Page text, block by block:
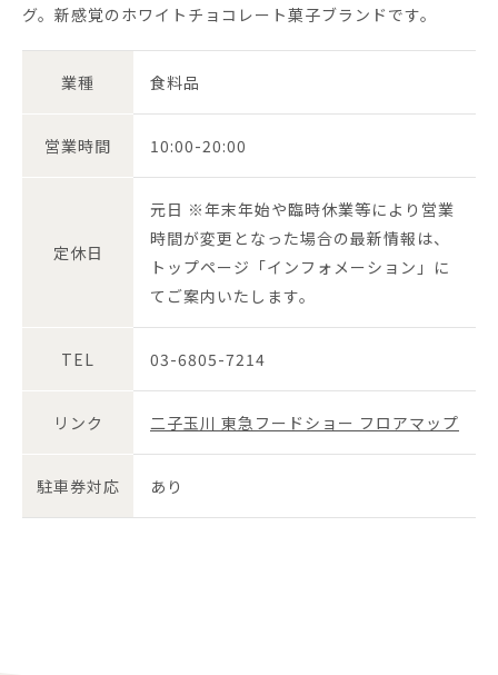
グ。新感覚のホワイトチョコレート菓子ブランドです。
業種 食料品
営業時間 10:00-20:00
定休日
元日 ※年末年始や臨時休業等により営業
時間が変更となった場合の最新情報は、
トップページ「インフォメーション」に
てご案内いたします。
TEL 03-6805-7214
リンク 二子玉川 東急フードショー フロアマップ
駐車券対応 あり